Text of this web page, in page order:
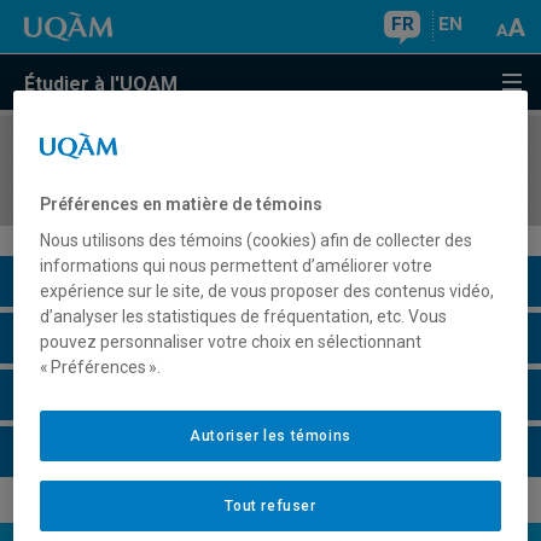
FR EN
Étudier à l'UQAM
COURS//
Description du cours
Horaire - Été 2026
Préférences en matière de témoins
Nous utilisons des témoins (cookies) afin de collecter des
informations qui nous permettent d’améliorer votre
expérience sur le site, de vous proposer des contenus vidéo,
d’analyser les statistiques de fréquentation, etc. Vous
pouvez personnaliser votre choix en sélectionnant
« Préférences ».
Tout refuser
Autoriser les témoins